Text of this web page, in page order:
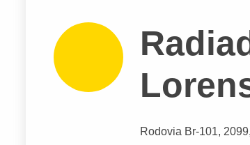
Rodovia Br-101,